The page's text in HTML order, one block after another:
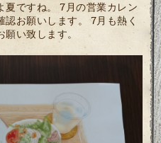
夏ですね。 7月の営業カレン
お願いします。 7月も熱く
い致します。